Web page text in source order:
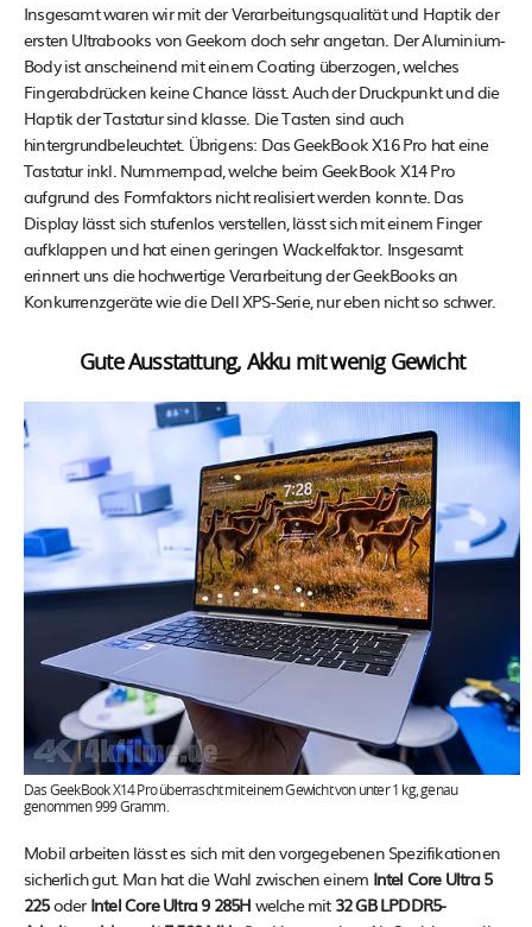
Insgesamt waren wir mit der Verarbeitungsqualität und Haptik der
ersten Ultrabooks von Geekom doch sehr angetan. Der Aluminium-
Body ist anscheinend mit einem Coating überzogen, welches
Fingerabdrücken keine Chance lässt. Auch der Druckpunkt und die
Haptik der Tastatur sind klasse. Die Tasten sind auch
hintergrundbeleuchtet. Übrigens: Das GeekBook X16 Pro hat eine
Tastatur inkl. Nummernpad, welche beim GeekBook X14 Pro
aufgrund des Formfaktors nicht realisiert werden konnte. Das
Display lässt sich stufenlos verstellen, lässt sich mit einem Finger
aufklappen und hat einen geringen Wackelfaktor. Insgesamt
erinnert uns die hochwertige Verarbeitung der GeekBooks an
Konkurrenzgeräte wie die Dell XPS-Serie, nur eben nicht so schwer.
Gute Ausstattung, Akku mit wenig Gewicht
Das GeekBook X14 Pro überrascht mit einem Gewicht von unter 1 kg, genau
genommen 999 Gramm.
Mobil arbeiten lässt es sich mit den vorgegebenen Spezifikationen
sicherlich gut. Man hat die Wahl zwischen einem Intel Core Ultra 5
225oderIntel Core Ultra 9 285H welche mit 32 GB LPDDR5-